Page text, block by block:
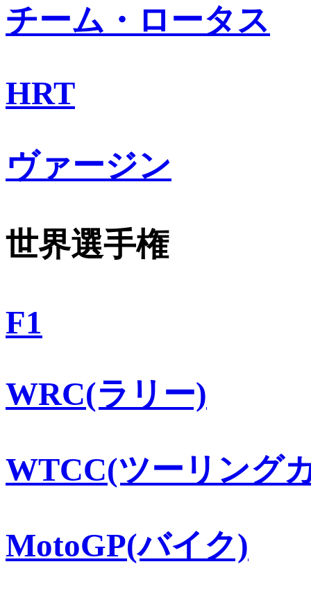
チーム・ロータス
HRT
ヴァージン
世界選手権
F1
WRC(ラリー)
WTCC(ツーリング
MotoGP(バイク)